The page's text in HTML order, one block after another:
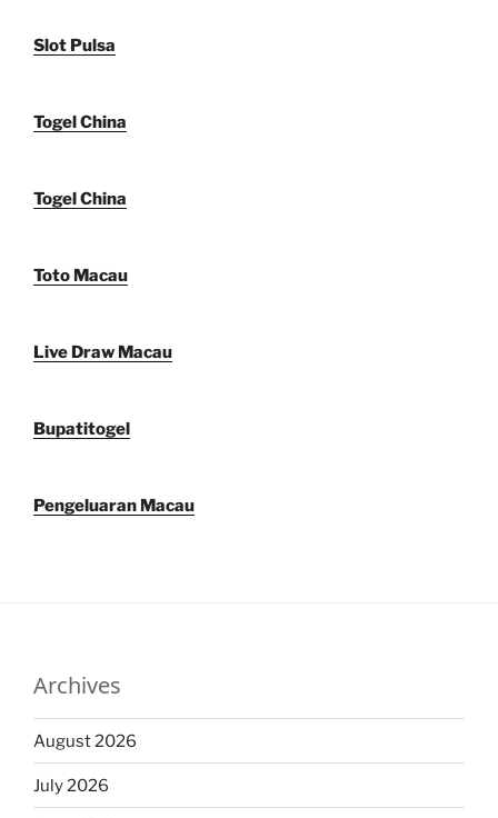
Slot Pulsa
Togel China
Togel China
Toto Macau
Live Draw Macau
Bupatitogel
Pengeluaran Macau
Archives
August 2026
July 2026